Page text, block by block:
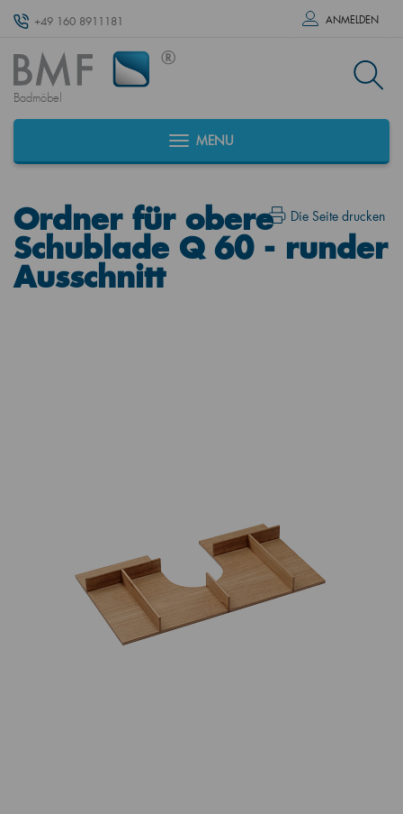
+49 160 8911181 ANMELDEN
Badmöbel
MENU
Die Seite drucken
Ordner für obere
Schublade Q 60 - runder
Ausschnitt